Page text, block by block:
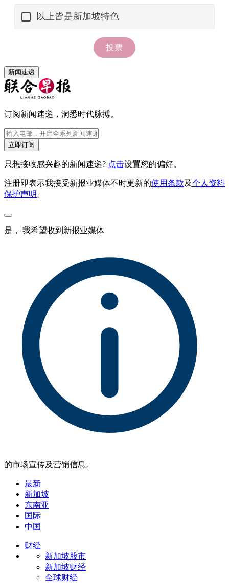
新闻速递
订阅新闻速递，洞悉时代脉搏。
立即订阅
只想接收感兴趣的新闻速递? 点击设置您的偏好。
注册即表示我接受新报业媒体不时更新的使用条款及个人资料
保护声明 。
是， 我希望收到新报业媒体
的市场宣传及营销信息。
最新
新加坡
东南亚
国际
中国
财经
新加坡股市
新加坡财经
全球财经